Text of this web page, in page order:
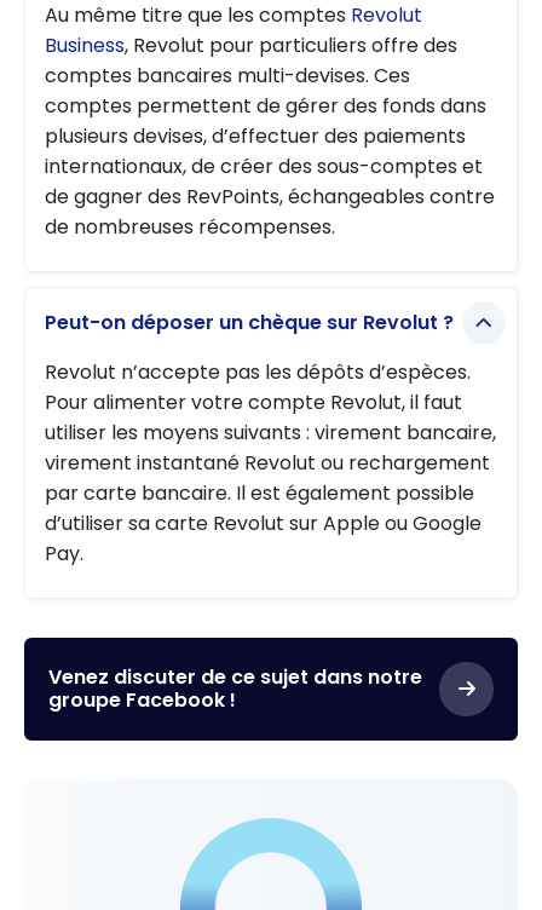
Au même titre que les comptes Revolut
Business, Revolut pour particuliers offre des
comptes bancaires multi-devises. Ces
comptes permettent de gérer des fonds dans
plusieurs devises, d’effectuer des paiements
internationaux, de créer des sous-comptes et
de gagner des RevPoints, échangeables contre
de nombreuses récompenses.
Peut-on déposer un chèque sur Revolut ?
Revolut n’accepte pas les dépôts d’espèces.
Pour alimenter votre compte Revolut, il faut
utiliser les moyens suivants : virement bancaire,
virement instantané Revolut ou rechargement
par carte bancaire. Il est également possible
d’utiliser sa carte Revolut sur Apple ou Google
Pay.
Venez discuter de ce sujet dans notre
groupe Facebook !